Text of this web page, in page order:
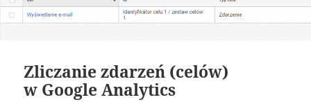
Zliczanie zdarzeń (celów)
w Google Analytics